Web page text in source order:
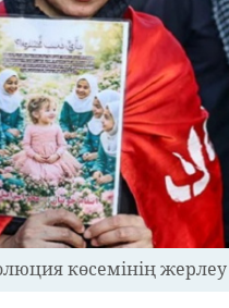
көсемінің жерлеу